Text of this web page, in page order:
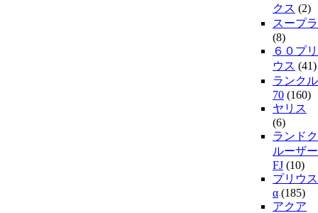
クス (2)
スープラ
(8)
６０プリ
ウス (41)
ランクル
70 (160)
ヤリス
(6)
ランドク
ルーザー
FJ (10)
プリウス
α (185)
アクア